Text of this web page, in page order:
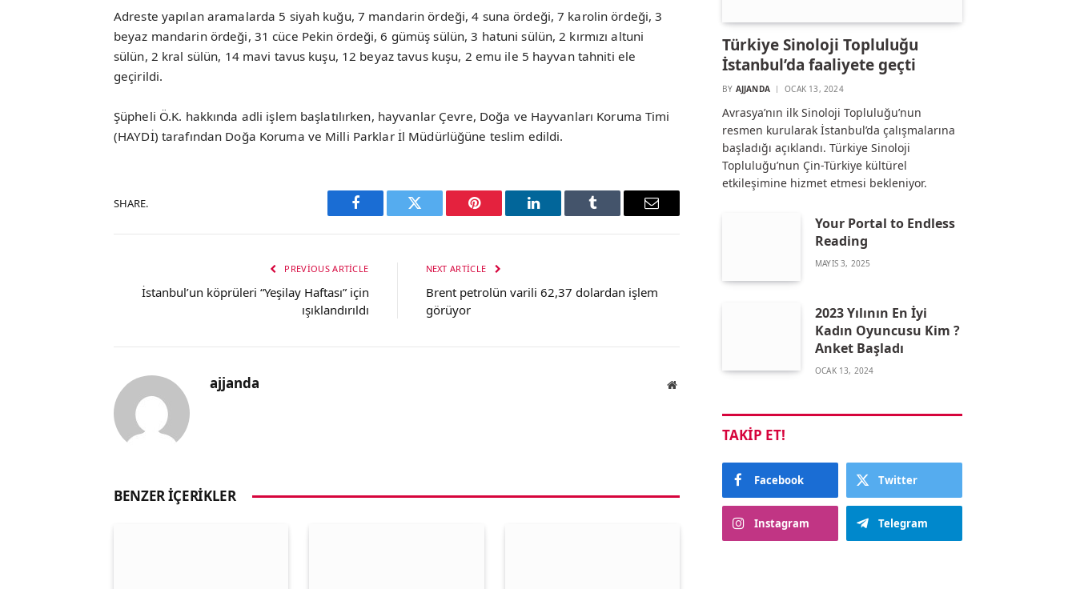
Adreste yapılan aramalarda 5 siyah kuğu, 7 mandarin ördeği, 4 suna ördeği, 7 karolin ördeği, 3
beyaz mandarin ördeği, 31 cüce Pekin ördeği, 6 gümüş sülün, 3 hatuni sülün, 2 kırmızı altuni
sülün, 2 kral sülün, 14 mavi tavus kuşu, 12 beyaz tavus kuşu, 2 emu ile 5 hayvan tahniti ele
geçirildi.
Şüpheli Ö.K. hakkında adli işlem başlatılırken, hayvanlar Çevre, Doğa ve Hayvanları Koruma Timi
(HAYDİ) tarafından Doğa Koruma ve Milli Parklar İl Müdürlüğüne teslim edildi.
SHARE.
Facebook Twitter Pinterest LinkedIn Tumblr Email
PREVIOUS ARTICLE
İstanbul’un köprüleri “Yeşilay Haftası” için
ışıklandırıldı
NEXT ARTICLE
Brent petrolün varili 62,37 dolardan işlem
görüyor
ajjanda Website
BENZER İÇERIKLER
Türkiye Sinoloji Topluluğu
İstanbul’da faaliyete geçti
BY AJJANDA OCAK 13, 2024
Avrasya’nın ilk Sinoloji Topluluğu’nun
resmen kurularak İstanbul’da çalışmalarına
başladığı açıklandı. Türkiye Sinoloji
Topluluğu’nun Çin-Türkiye kültürel
etkileşimine hizmet etmesi bekleniyor.
Your Portal to Endless
Reading
MAYIS 3, 2025
2023 Yılının En İyi
Kadın Oyuncusu Kim ?
Anket Başladı
OCAK 13, 2024
TAKIP ET!
Facebook Twitter
Instagram Telegram